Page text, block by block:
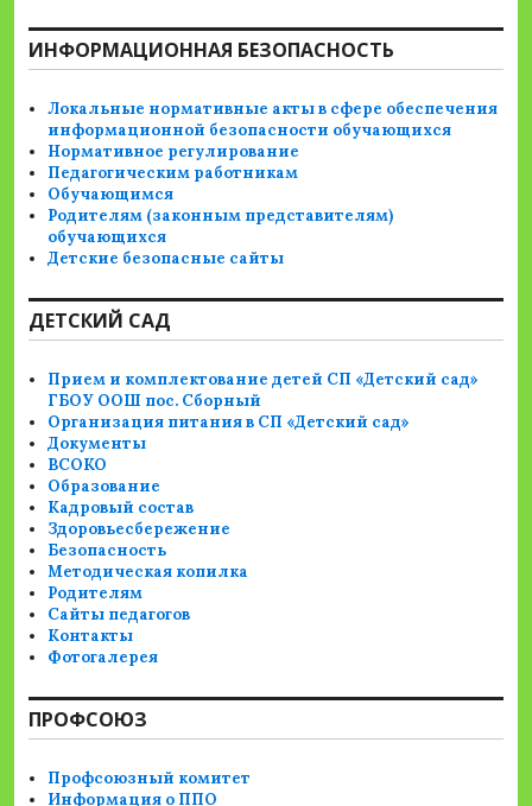
ИНФОРМАЦИОННАЯ БЕЗОПАСНОСТЬ
Локальные нормативные акты в сфере обеспечения
информационной безопасности обучающихся
Нормативное регулирование
Педагогическим работникам
Обучающимся
Родителям (законным представителям)
обучающихся
Детские безопасные сайты
ДЕТСКИЙ САД
Прием и комплектование детей СП «Детский сад»
ГБОУ ООШ пос. Сборный
Организация питания в СП «Детский сад»
Документы
ВСОКО
Образование
Кадровый состав
Здоровьесбережение
Безопасность
Методическая копилка
Родителям
Сайты педагогов
Контакты
Фотогалерея
ПРОФСОЮЗ
Профсоюзный комитет
Информация о ППО